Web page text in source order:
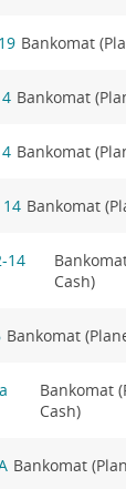
Bankomat
Bankomat
Bankomat
Bankomat
14
Cash)
Bankomat
Bankomat
Cash)
Bankomat